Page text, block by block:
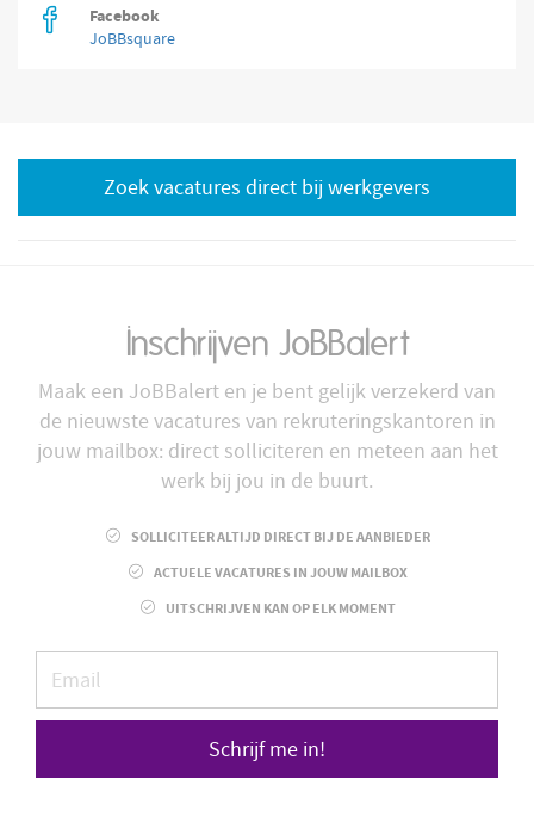
Facebook
JoBBsquare
Zoek vacatures direct bij werkgevers
Inschrijven JoBBalert
Maak een JoBBalert en je bent gelijk verzekerd van
de nieuwste vacatures van rekruteringskantoren in
jouw mailbox: direct solliciteren en meteen aan het
werk bij jou in de buurt.
SOLLICITEER ALTIJD DIRECT BIJ DE AANBIEDER
ACTUELE VACATURES IN JOUW MAILBOX
UITSCHRIJVEN KAN OP ELK MOMENT
Schrijf me in!